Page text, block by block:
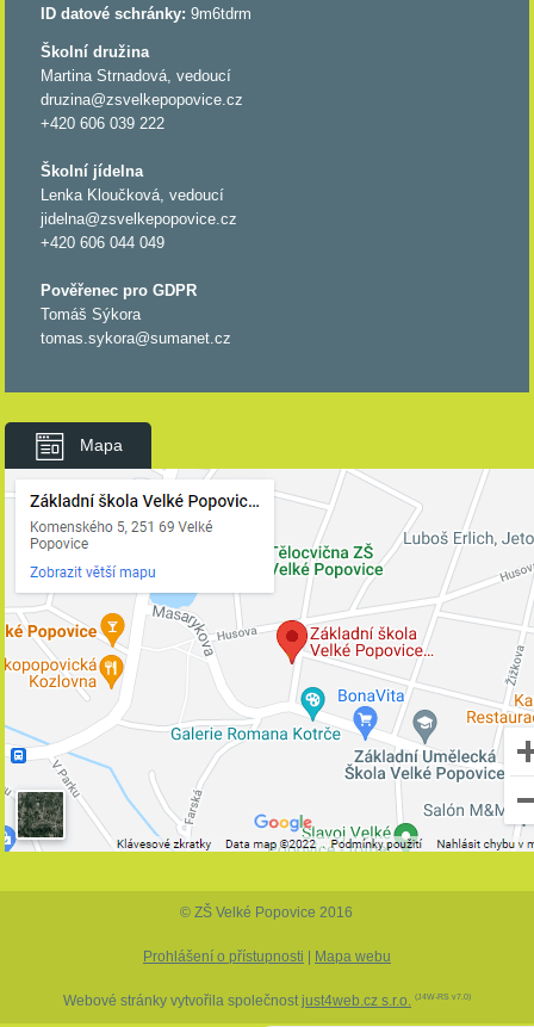
ID datové schránky:9m6tdrm
Školní družina
Martina Strnadová, vedoucí
druzina@zsvelkepopovice.cz
+420 606 039 222
Školní jídelna
Lenka Kloučková, vedoucí
jidelna@zsvelkepopovice.cz
+420 606 044 049
Pověřenec pro GDPR
Tomáš Sýkora
tomas.sykora@sumanet.cz
Mapa
© ZŠ Velké Popovice 2016
Prohlášení o přístupnosti Mapa webu
Webové stránky vytvořila společnost just4web.cz s.r.o. (J4W-RS v7.0)